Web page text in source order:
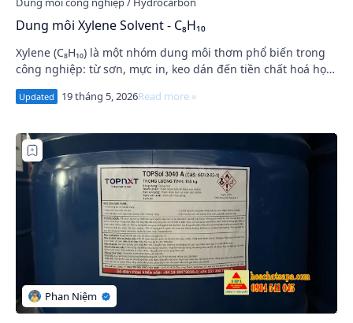
Dung môi Xylene Solvent - C₈H₁₀
Xylene (C₈H₁₀) là một nhóm dung môi thơm phổ biến trong
công nghiệp: từ sơn, mực in, keo dán đến tiền chất hoá học